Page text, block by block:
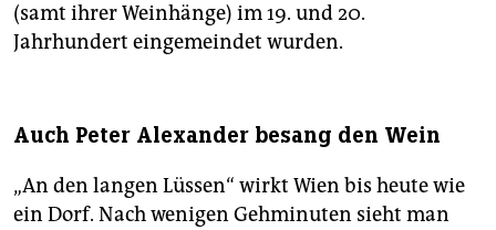
(samt ihrer Weinhänge) im 19. und 20.
Jahrhundert eingemeindet wurden.
Auch Peter Alexander besang den Wein
„An den langen Lüssen“ wirkt Wien bis heute wie
ein Dorf. Nach wenigen Gehminuten sieht man